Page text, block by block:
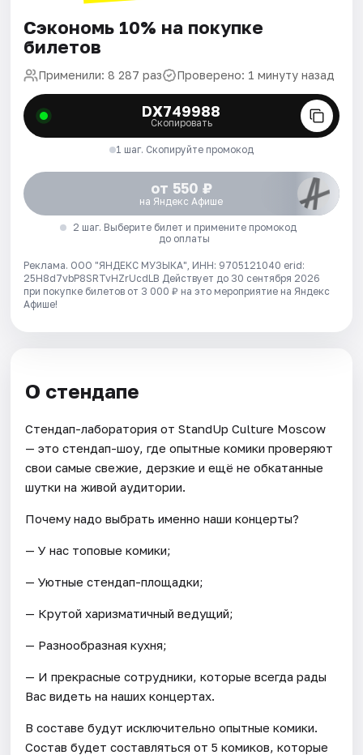
Сэкономь 10% на покупке
билетов
Применили: 8 287 раз Проверено: 1 минуту назад
DX749988
Скопировать
1 шаг. Скопируйте промокод
от 550 ₽
на Яндекс Афише
2 шаг. Выберите билет и примените промокод
до оплаты
Реклама. ООО "ЯНДЕКС МУЗЫКА", ИНН: 9705121040 erid:
25H8d7vbP8SRTvHZrUcdLB Действует до 30 сентября 2026
при покупке билетов от 3 000 ₽ на это мероприятие на Яндекс
Афише!
О стендапе
Стендап-лаборатория от StandUp Culture Moscow
— это стендап-шоу, где опытные комики проверяют
свои самые свежие, дерзкие и ещё не обкатанные
шутки на живой аудитории.
Почему надо выбрать именно наши концерты?
— У нас топовые комики;
— Уютные стендап-площадки;
— Крутой харизматичный ведущий;
— Разнообразная кухня;
— И прекрасные сотрудники, которые всегда рады
Вас видеть на наших концертах.
В составе будут исключительно опытные комики.
Состав будет составляться от 5 комиков, которые